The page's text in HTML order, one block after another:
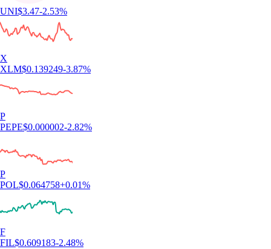
UNI$3.47-2.53%
X
XLM$0.139249-3.87%
P
PEPE$0.000002-2.82%
P
POL$0.064758+0.01%
F
FIL$0.609183-2.48%